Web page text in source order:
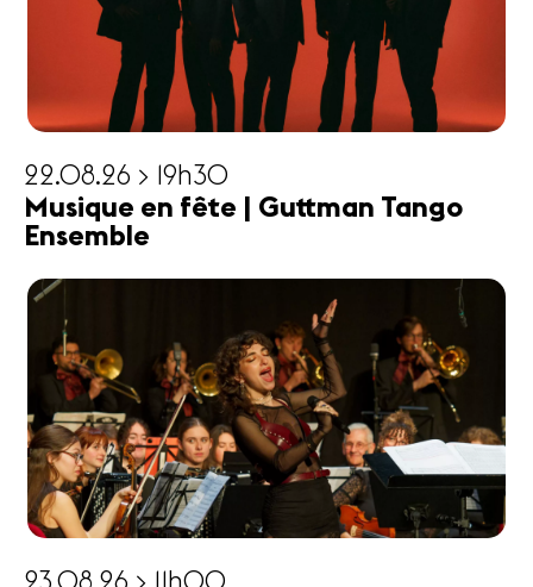
22.08.26 > 19h30
Musique en fête | Guttman Tango
Ensemble